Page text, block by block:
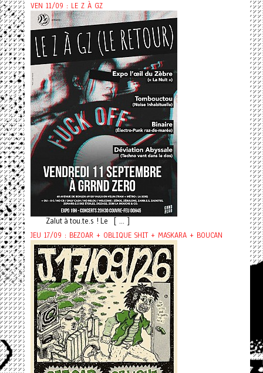
VEN 11/09 : LE Z À GZ
Zalut à tou.te.s ! Le [ ... ]
JEU 17/09 : BEZOAR + OBLIQUE SHIT + MASKARA + BOUCAN